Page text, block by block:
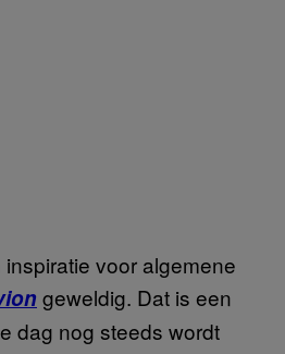
voor algemene
geweldig. Dat is een
dag nog steeds wordt